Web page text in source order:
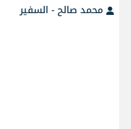
محمد صالح - السفير